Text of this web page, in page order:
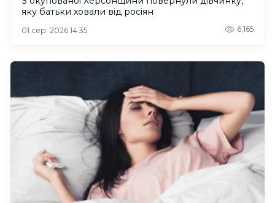
яку батьки ховали від росіян
01 сер. 2026 14:35 6,165